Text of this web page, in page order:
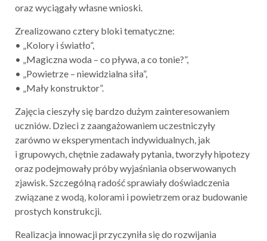
oraz wyciągały własne wnioski.
Zrealizowano cztery bloki tematyczne:
• „Kolory i światło”,
• „Magiczna woda – co pływa, a co tonie?”,
• „Powietrze – niewidzialna siła”,
• „Mały konstruktor”.
Zajęcia cieszyły się bardzo dużym zainteresowaniem
uczniów. Dzieci z zaangażowaniem uczestniczyły
zarówno w eksperymentach indywidualnych, jak
i grupowych, chętnie zadawały pytania, tworzyły hipotezy
oraz podejmowały próby wyjaśniania obserwowanych
zjawisk. Szczególną radość sprawiały doświadczenia
związane z wodą, kolorami i powietrzem oraz budowanie
prostych konstrukcji.
Realizacja innowacji przyczyniła się do rozwijania